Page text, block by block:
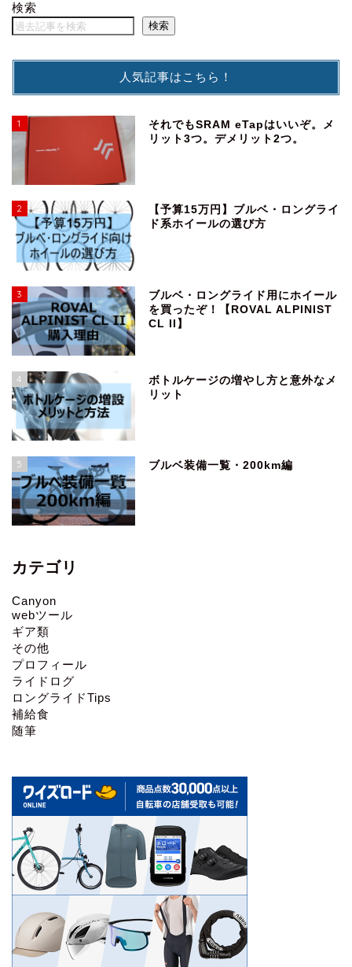
検索
検索
人気記事はこちら！
1
それでもSRAM eTapはいいぞ。メ
リット3つ。デメリット2つ。
2
【予算15万円】ブルベ・ロングライ
ド系ホイールの選び方
3
ブルベ・ロングライド用にホイール
を買ったぞ！【ROVAL ALPINIST
CL II】
4
ボトルケージの増やし方と意外なメ
リット
5 ブルベ装備一覧・200km編
カテゴリ
Canyon
webツール
ギア類
その他
プロフィール
ライドログ
ロングライドTips
補給食
随筆